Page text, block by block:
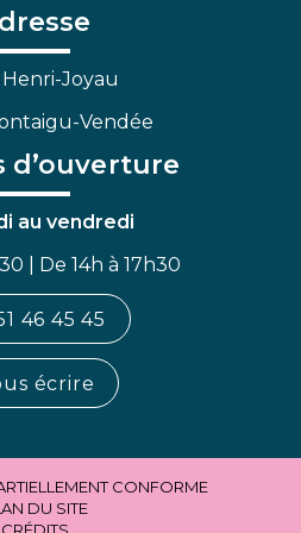
Joyau
Vendée
d’ouverture
au vendredi
| De 14h à 17h30
46 45 45
écrire
CONFORME
DU SITE